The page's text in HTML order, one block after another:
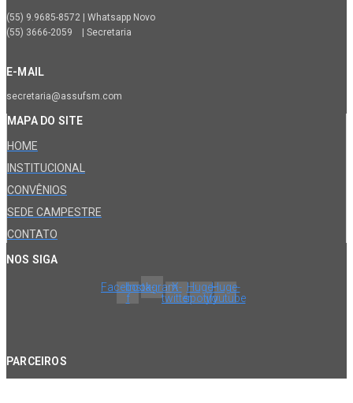
(55) 9.9685-8572 | Whatsapp Novo
(55) 3666-2059 | Secretaria
E-MAIL
secretaria@assufsm.com
MAPA DO SITE
HOME
INSTITUCIONAL
CONVÊNIOS
SEDE CAMPESTRE
CONTATO
NOS SIGA
Facebook-
f
InstagramX-
twitter
Huge-
spotify
Huge-
youtube
PARCEIROS